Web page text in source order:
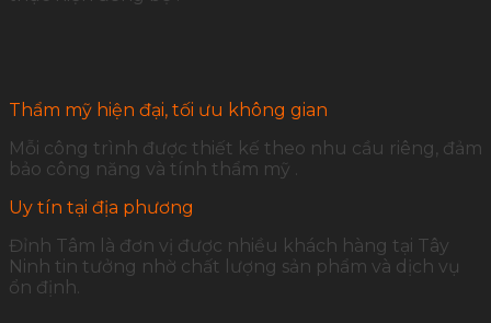
Thẩm mỹ hiện đại, tối ưu không gian
Mỗi công trình được thiết kế theo nhu cầu riêng, đảm
bảo công năng và tính thẩm mỹ .
Uy tín tại địa phương
Đỉnh Tâm là đơn vị được nhiều khách hàng tại Tây
Ninh tin tưởng nhờ chất lượng sản phẩm và dịch vụ
ổn định.